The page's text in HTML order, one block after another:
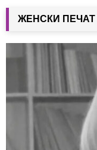
ЖЕНСКИ ПЕЧАТ